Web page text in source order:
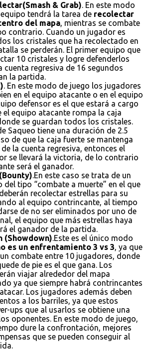
& Grab). En este modo
tendrá la tarea de recolectar
del mapa, mientras se combate
contrario. Cuando un jugador es
los cristales que ha recolectado en
se perderán. El primer equipo que
10 cristales y logre defenderlos
cuenta regresiva de 16 segundos
la partida.
. En este modo de juego los jugadores
en el equipo atacante o en el equipo
defensor es el que estará a cargo
el equipo atacante rompa la caja
se guardan todos los cristales.
Saqueo tiene una duración de 2.5
de que la caja fuerte se mantenga
la cuenta regresiva, entonces el
se llevará la victoria, de lo contrario
será el ganador.
.En este caso se trata de un
del tipo “combate a muerte” en el que
recolectar estrellas para su
al equipo contrincante, al tiempo
de no ser eliminados por uno de
el equipo que más estrellas haya
el ganador de la partida.
(Showdown).Este es el único modo
es un enfrentamiento 3 vs 3, ya que
combate entre 10 jugadores, donde
de pie es el que gana. Los
viajar alrededor del mapa
ya que siempre habrá contrincantes
Los jugadores además deben
a los barriles, ya que estos
ups que al usarlos se obtiene una
oponentes. En este modo de juego,
dure la confrontación, mejores
que se pueden conseguir al